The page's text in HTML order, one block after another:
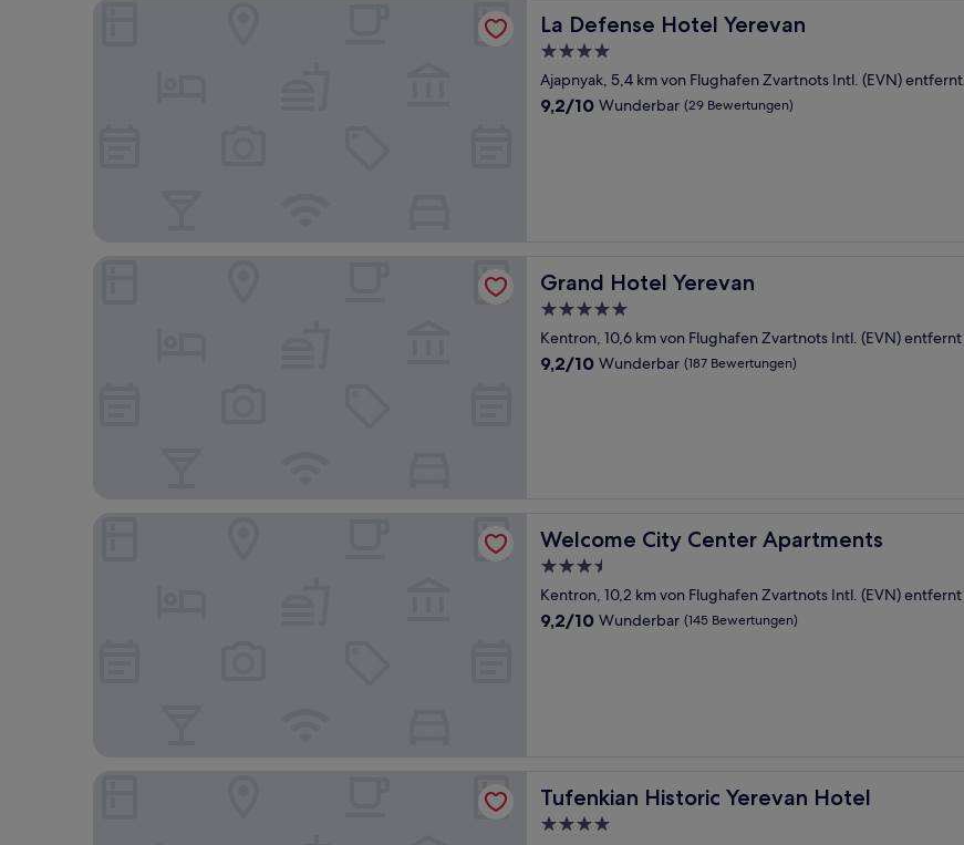
La Defense Hotel Yerevan
La Defense Hotel Yerevan
4.0-
Sterne-
Unterkunft
Ajapnyak, 5,4 km von Flughafen Zvartnots Intl. (EVN) entfernt
9.2
9,2/10 Wunderbar (29 Bewertungen)
Grand Hotel Yerevan
Grand Hotel Yerevan
5.0-
Sterne-
Unterkunft
Kentron, 10,6 km von Flughafen Zvartnots Intl. (EVN) entfernt
9.2
9,2/10 Wunderbar (187 Bewertungen)
Grand Hotel Yerevan
Welcome City Center Apartments
Welcome City Center Apartments
3.5-
Sterne-
Unterkunft
Kentron, 10,2 km von Flughafen Zvartnots Intl. (EVN) entfernt
9.2
9,2/10 Wunderbar (145 Bewertungen)
Tufenkian Historic Yerevan Hotel
Tufenkian Historic Yerevan Hotel
4.0-
Tufenkian Historic Yerevan Hotel